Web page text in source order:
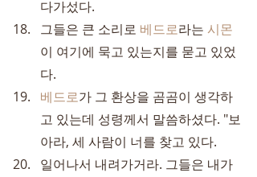
다가섰다.
그들은 큰 소리로 베드로라는 시몬
이 여기에 묵고 있는지를 묻고 있었
다.
베드로가 그 환상을 곰곰이 생각하
고 있는데 성령께서 말씀하셨다. "보
아라, 세 사람이 너를 찾고 있다.
일어나서 내려가거라. 그들은 내가